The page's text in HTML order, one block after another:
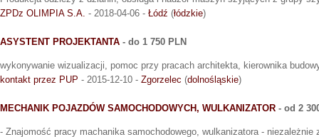
ZPDz OLIMPIA S.A. - 2018-04-06 - Łódź (łódzkie)
ASYSTENT PROJEKTANTA - do 1 750 PLN
wykonywanie wizualizacji, pomoc przy pracach architekta, kierownika
kontakt przez PUP - 2015-12-10 - Zgorzelec (dolnośląskie)
MECHANIK POJAZDÓW SAMOCHODOWYCH, WULKANIZATOR - od 2
- Znajomość pracy machanika samochodowego, wulkanizatora - niezależnie